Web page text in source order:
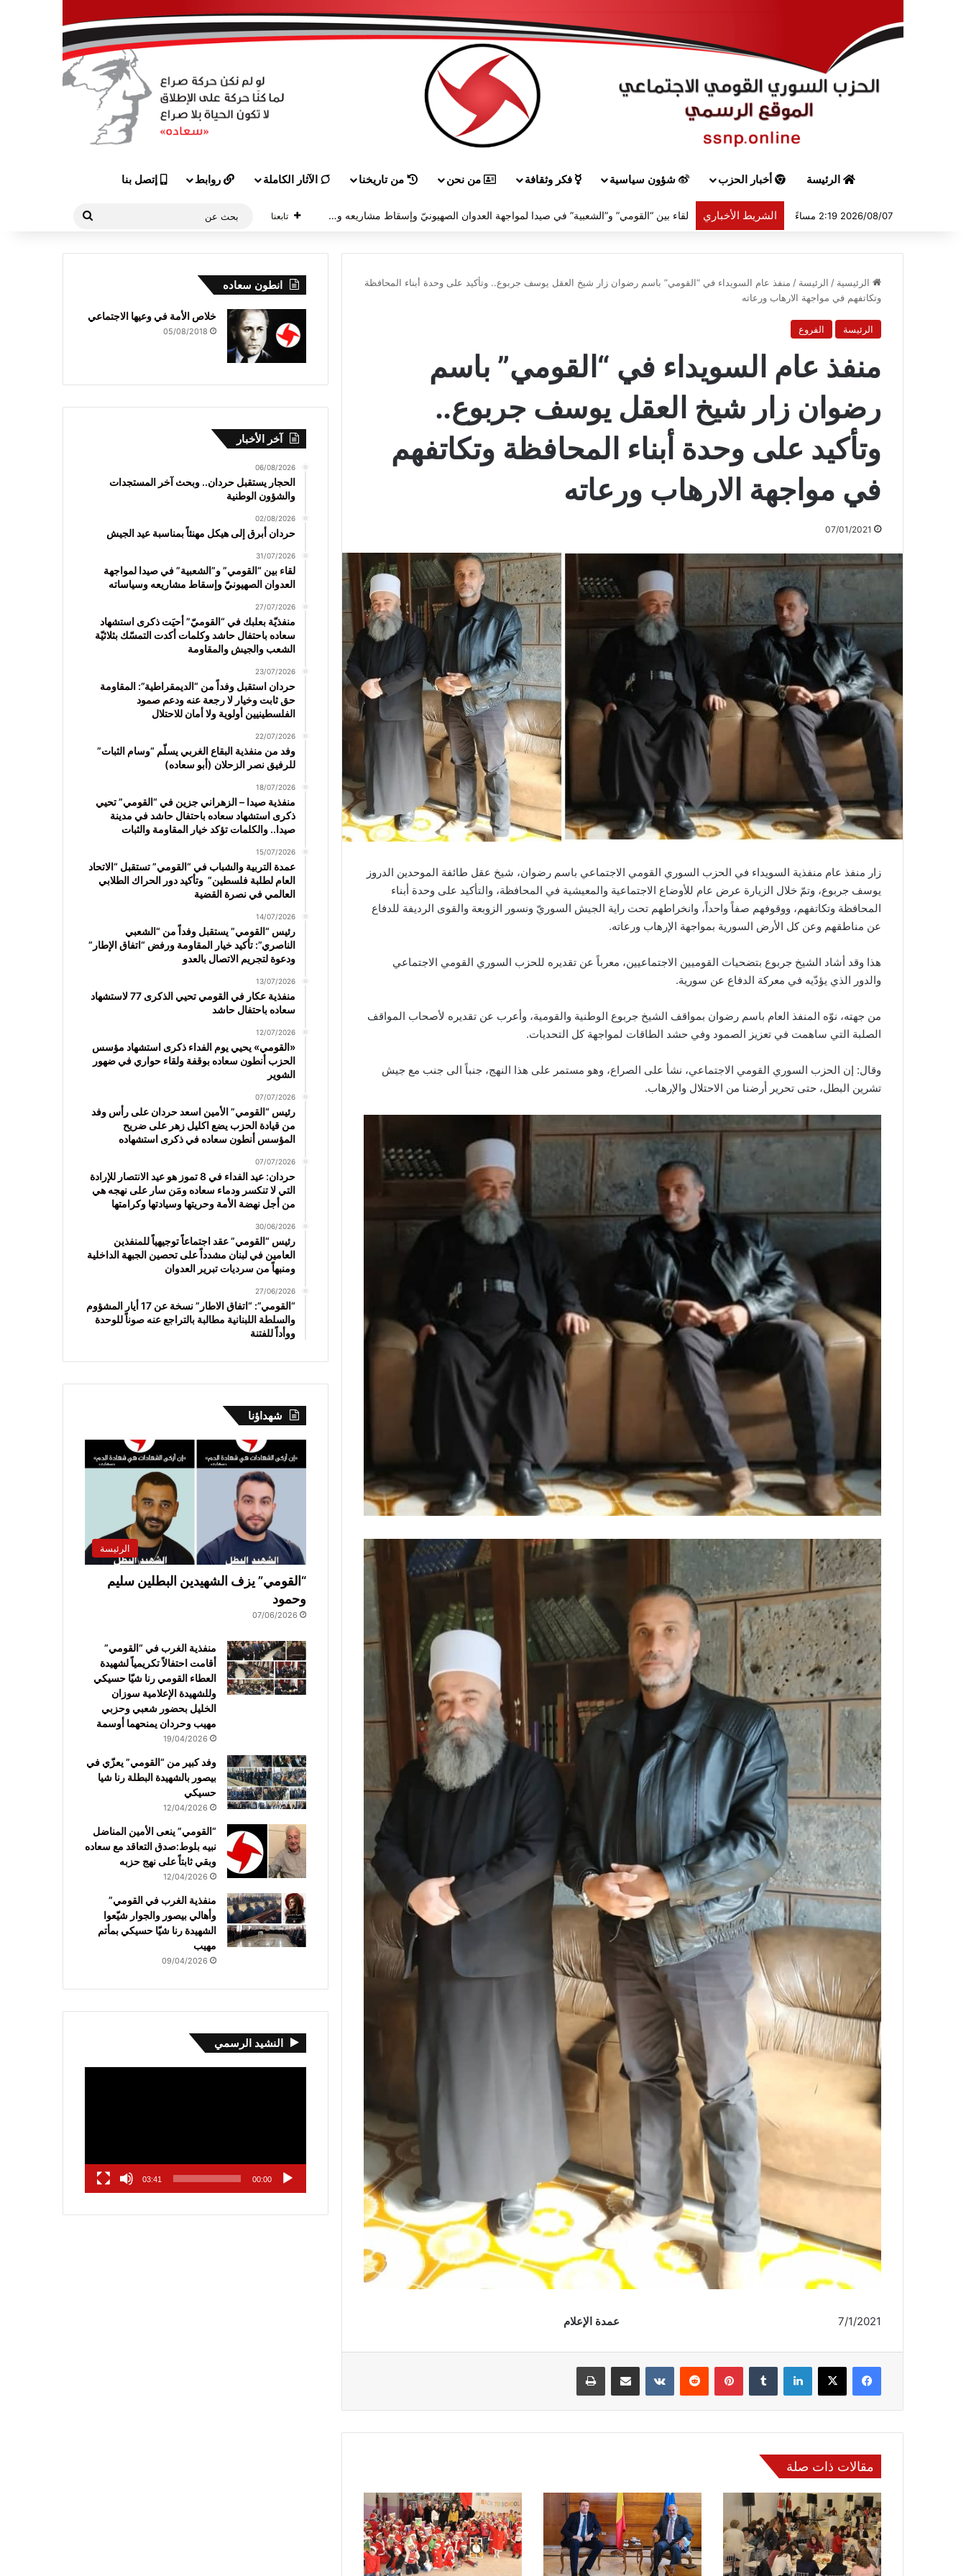
الرئيسة أخبار الحزب شؤون سياسية فكر وثقافة من نحن من تاريخنا الآثار الكاملة روابط إتصل بنا
2026/08/07 2:19 مساءً الشريط الأخباري منفذيّة بعلبك في “القوميّ” أحيَت ذكرى استشهاد سعاده باحتفال حاشد وكلمات أكدت التمسّك بثلاثيّة الشعب والجيش والمقاومة تابعنا
الرئيسية / الرئيسة / منفذ عام السويداء في “القومي” باسم رضوان زار شيخ العقل يوسف جربوع.. وتأكيد على وحدة أبناء المحافظة
وتكاتفهم في مواجهة الارهاب ورعاته
الرئيسة الفروع
منفذ عام السويداء في “القومي” باسم
رضوان زار شيخ العقل يوسف جربوع..
وتأكيد على وحدة أبناء المحافظة وتكاتفهم
في مواجهة الارهاب ورعاته
07/01/2021
زار منفذ عام منفذية السويداء في الحزب السوري القومي الاجتماعي باسم رضوان، شيخ عقل طائفة الموحدين الدروز
يوسف جربوع، وتمّ خلال الزيارة عرض عام للأوضاع الاجتماعية والمعيشية في المحافظة، والتأكيد على وحدة أبناء
المحافظة وتكاتفهم، ووقوفهم صفاً واحداً، وانخراطهم تحت راية الجيش السوريّ ونسور الزوبعة والقوى الرديفة للدفاع
عن مناطقهم وعن كل الأرض السورية بمواجهة الإرهاب ورعاته.
هذا وقد أشاد الشيخ جربوع بتضحيات القوميين الاجتماعيين، معرباً عن تقديره للحزب السوري القومي الاجتماعي
والدور الذي يؤدّيه في معركة الدفاع عن سورية.
من جهته، نوّه المنفذ العام باسم رضوان بمواقف الشيخ جربوع الوطنية والقومية، وأعرب عن تقديره لأصحاب المواقف
الصلبة التي ساهمت في تعزيز الصمود وفي حشد الطاقات لمواجهة كل التحديات.
وقال: إن الحزب السوري القومي الاجتماعي، نشأ على الصراع، وهو مستمر على هذا النهج، جنباً الى جنب مع جيش
تشرين البطل، حتى تحرير أرضنا من الاحتلال والإرهاب.
7/1/2021 عمدة الإعلام
فيسبوك لينكدإن بينتيريست
مقالات ذات صلة
انطون سعاده
خلاص الأمة في وعيها الاجتماعي
05/08/2018
آخر الأخبار
06/08/2026
الحجار يستقبل حردان.. وبحث آخر المستجدات
والشؤون الوطنية
02/08/2026
حردان أبرق إلى هيكل مهنئاً بمناسبة عيد الجيش
31/07/2026
لقاء بين “القومي” و”الشعبية” في صيدا لمواجهة
العدوان الصهيونيّ وإسقاط مشاريعه وسياساته
27/07/2026
منفذيّة بعلبك في “القوميّ” أحيَت ذكرى استشهاد
سعاده باحتفال حاشد وكلمات أكدت التمسّك بثلاثيّة
الشعب والجيش والمقاومة
23/07/2026
حردان استقبل وفداً من “الديمقراطية”: المقاومة
حق ثابت وخيار لا رجعة عنه ودعم صمود
الفلسطينيين أولوية ولا أمان للاحتلال
22/07/2026
وفد من منفذية البقاع الغربي يسلّم “وسام الثبات”
للرفيق نصر الزحلان (أبو سعاده)
18/07/2026
منفذية صيدا – الزهراني جزين في “القومي” تحيي
ذكرى استشهاد سعاده باحتفال حاشد في مدينة
صيدا.. والكلمات تؤكد خيار المقاومة والثبات
15/07/2026
عمدة التربية والشباب في “القومي” تستقبل “الاتحاد
العام لطلبة فلسطين” وتأكيد دور الحراك الطلابي
العالمي في نصرة القضية
14/07/2026
رئيس “القومي” يستقبل وفداً من “الشعبي
الناصري”: تأكيد خيار المقاومة ورفض “اتفاق الإطار”
ودعوة لتجريم الاتصال بالعدو
13/07/2026
منفذية عكار في القومي تحيي الذكرى 77 لاستشهاد
سعاده باحتفال حاشد
12/07/2026
«القومي» يحيي يوم الفداء ذكرى استشهاد مؤسس
الحزب أنطون سعاده بوقفة ولقاء حواري في ضهور
الشوير
07/07/2026
رئيس “القومي” الأمين اسعد حردان على رأس وفد
من قيادة الحزب يضع اكليل زهر على ضريح
المؤسس أنطون سعاده في ذكرى استشهاده
07/07/2026
حردان: عيد الفداء في 8 تموز هو عيد الانتصار للإرادة
التي لا تنكسر ودماء سعاده ومَن سار على نهجه هي
من أجل نهضة الأمة وحريتها وسيادتها وكرامتها
30/06/2026
رئيس “القومي” عقد اجتماعاً توجيهياً للمنفذين
العامين في لبنان مشدداً على تحصين الجبهة الداخلية
ومنبهاً من سرديات تبرير العدوان
27/06/2026
“القومي”: “اتفاق الاطار” نسخة عن 17 أيار المشؤوم
والسلطة اللبنانية مطالبة بالتراجع عنه صوناً للوحدة
ووأداً للفتنة
شهداؤنا
الرئيسة
“القومي” يزف الشهيدين البطلين سليم
وحمود
07/06/2026
منفذية الغرب في “القومي”
أقامت احتفالاً تكريمياً لشهيدة
العطاء القومي رنا شيّا حسيكي
وللشهيدة الإعلامية سوزان
الخليل بحضور شعبي وحزبي
مهيب وحردان يمنحهما أوسمة
19/04/2026
وفد كبير من “القومي” يعزّي في
بيصور بالشهيدة البطلة رنا شيا
حسيكي
12/04/2026
“القومي” ينعى الأمين المناضل
نبيه بلوط:صدق التعاقد مع سعاده
وبقي ثابتاً على نهج حزبه
12/04/2026
منفذية الغرب في القومي”
وأهالي بيصور والجوار شيّعوا
الشهيدة رنا شيّا حسيكي بمأتم
مهيب
09/04/2026
النشيد الرسمي
00:00
03:41